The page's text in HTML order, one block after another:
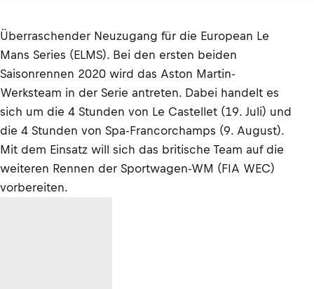
Überraschender Neuzugang für die European Le
Mans Series (ELMS). Bei den ersten beiden
Saisonrennen 2020 wird das Aston Martin-
Werksteam in der Serie antreten. Dabei handelt es
sich um die 4 Stunden von Le Castellet (19. Juli) und
die 4 Stunden von Spa-Francorchamps (9. August).
Mit dem Einsatz will sich das britische Team auf die
weiteren Rennen der Sportwagen-WM (FIA WEC)
vorbereiten.